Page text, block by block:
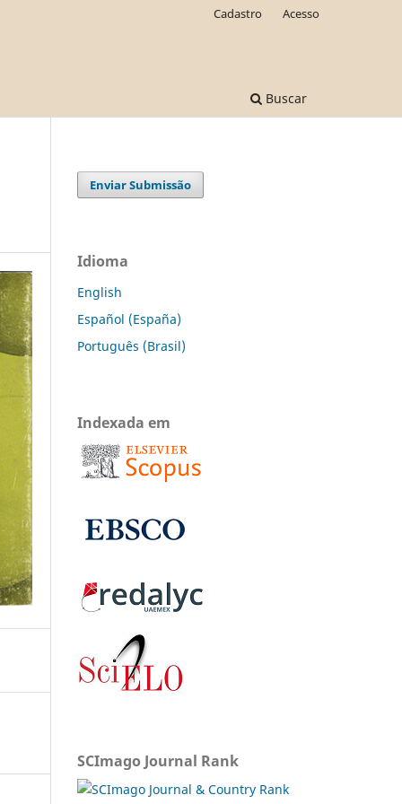
Buscar
Cadastro Acesso
Enviar Submissão
Idioma
English
Español (España)
Português (Brasil)
Indexada em
SCImago Journal Rank